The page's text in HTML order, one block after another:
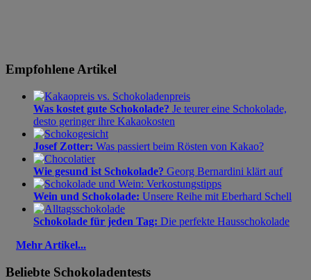
Empfohlene Artikel
Was kostet gute Schokolade? Je teurer eine Schokolade,
desto geringer ihre Kakaokosten
Josef Zotter: Was passiert beim Rösten von Kakao?
Wie gesund ist Schokolade? Georg Bernardini klärt auf
Wein und Schokolade: Unsere Reihe mit Eberhard Schell
Schokolade für jeden Tag: Die perfekte Hausschokolade
Mehr Artikel...
Beliebte Schokoladentests